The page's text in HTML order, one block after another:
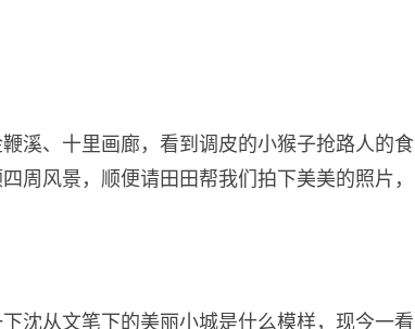
溪、十里画廊，看到调皮的小猴子抢路人的食
周风景，顺便请田田帮我们拍下美美的照片，
沈从文笔下的美丽小城是什么模样，现今一看